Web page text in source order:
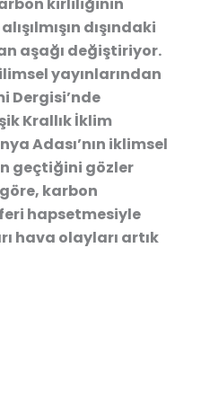
dışındaki
aşağı değiştiriyor.
yayınlarından
Dergisi’nde
Krallık İklim
Adası’nın iklimsel
geçtiğini gözler
karbon
hapsetmesiyle
hava olayları artık